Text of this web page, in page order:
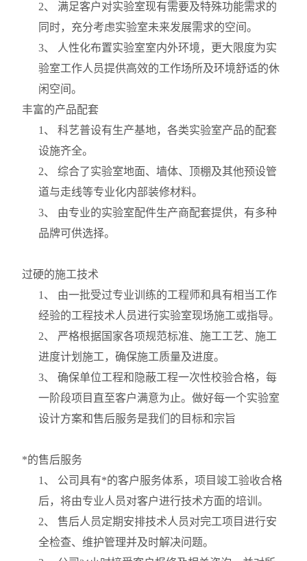
2、 满足客户对实验室现有需要及特殊功能需求的
同时，充分考虑实验室未来发展需求的空间。
3、 人性化布置实验室室内外环境，更大限度为实
验室工作人员提供高效的工作场所及环境舒适的休
闲空间。
丰富的产品配套
1 、 科艺普设有生产基地，各类实验室产品的配套
设施齐全。
2、 综合了实验室地面、墙体、顶棚及其他预设管
道与走线等专业化内部装修材料。
3、 由专业的实验室配件生产商配套提供，有多种
品牌可供选择。
过硬的施工技术
1 、 由一批受过专业训练的工程师和具有相当工作
经验的工程技术人员进行实验室现场施工或指导。
2、 严格根据国家各项规范标准、施工工艺、施工
进度计划施工，确保施工质量及进度。
3、 确保单位工程和隐蔽工程一次性校验合格，每
一阶段项目直至客户满意为止。做好每一个实验室
设计方案和售后服务是我们的目标和宗旨
*的售后服务
1 、 公司具有*的客户服务体系，项目竣工验收合格
后，将由专业人员对客户进行技术方面的培训。
2、 售后人员定期安排技术人员对完工项目进行安
全检查、维护管理并及时解决问题。